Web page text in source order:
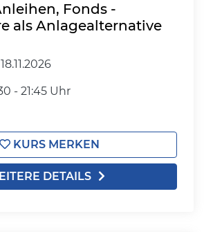
Fonds -
als Anlagealternative
18.11.2026
- 21:45 Uhr
KURS MERKEN
DETAILS